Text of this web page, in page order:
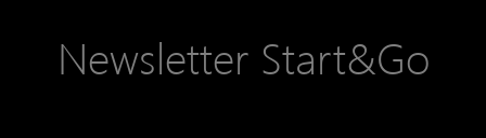
Newsletter Start&Go